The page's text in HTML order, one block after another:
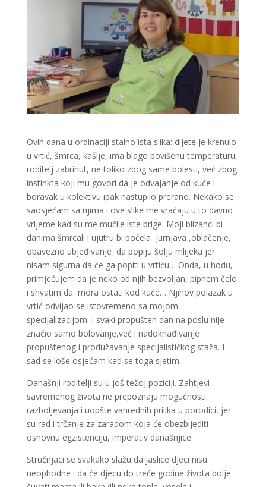
Ovih dana u ordinaciji stalno ista slika: dijete je krenulo
u vrtić, šmrca, kašlje, ima blago povišenu temperaturu,
roditelj zabrinut, ne toliko zbog same bolesti, već zbog
instinkta koji mu govori da je odvajanje od kuće i
boravak u kolektivu ipak nastupilo prerano. Nekako se
saosjećam sa njima i ove slike me vraćaju u to davno
vrijeme kad su me mučile iste brige. Moji blizanci bi
danima šmrcali i ujutru bi počela jurnjava ,oblačenje,
obavezno ubjeđivanje da popiju šolju mlijeka jer
nisam sigurna da će ga popiti u vrtiću… Onda, u hodu,
primjećujem da je neko od njih bezvoljan, pipnem čelo
i shvatim da mora ostati kod kuće… Njihov polazak u
vrtić odvijao se istovremeno sa mojom
specijalizacijom i svaki propušten dan na poslu nije
značio samo bolovanje,već i nadoknađivanje
propuštenog i produžavanje specijalističkog staža. I
sad se loše osjećam kad se toga sjetim.
Današnji roditelji su u još težoj poziciji. Zahtjevi
savremenog života ne prepoznaju mogućnosti
razboljevanja i uopšte vanrednih prilika u porodici, jer
su rad i trčanje za zaradom koja će obezbijediti
osnovnu egzistenciju, imperativ današnjice.
Stručnjaci se svakako slažu da jaslice djeci nisu
neophodne i da će djecu do treće godine života bolje